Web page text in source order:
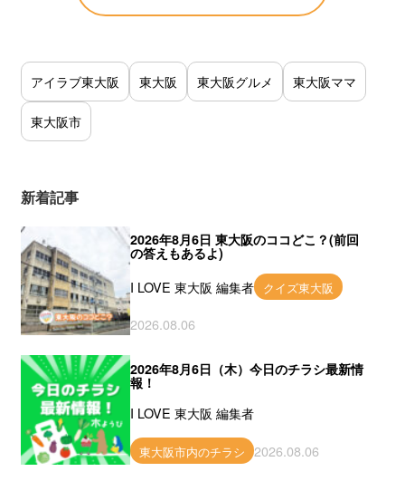
アイラブ東大阪 東大阪 東大阪グルメ 東大阪ママ
東大阪市
新着記事
2026年8月6日 東大阪のココどこ？(前回
の答えもあるよ)
I LOVE 東大阪 編集者 クイズ東大阪
2026.08.06
2026年8月6日（木）今日のチラシ最新情
報！
I LOVE 東大阪 編集者
東大阪市内のチラシ 2026.08.06